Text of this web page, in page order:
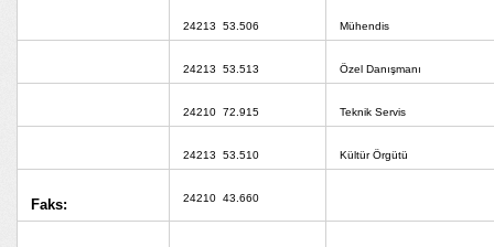
24213 53.506 Mühendis
24213 53.513 Özel Danışmanı
24210 72.915 Teknik Servis
24213 53.510 Kültür Örgütü
Faks: 24210 43.660